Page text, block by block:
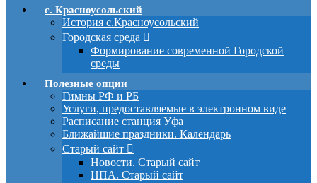
с. Красноусольский
История с.Красноусольский
Городская среда
Формирование современной Городской
среды
Полезные опции
Гимны РФ и РБ
Услуги, предоставляемые в электронном виде
Расписание станция Уфа
Ближайшие праздники. Календарь
Старый сайт
Новости. Старый сайт
НПА. Старый сайт